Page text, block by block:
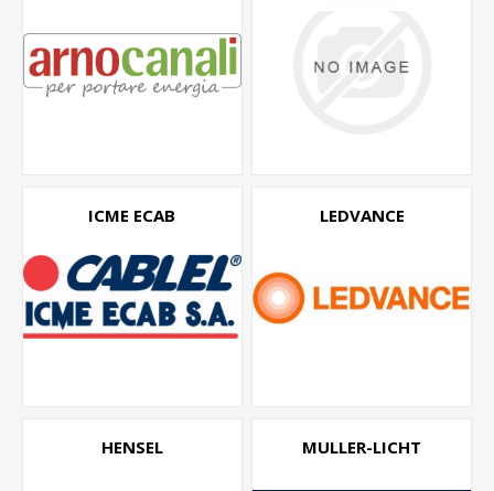
ICME ECAB LEDVANCE
HENSEL MULLER-LICHT